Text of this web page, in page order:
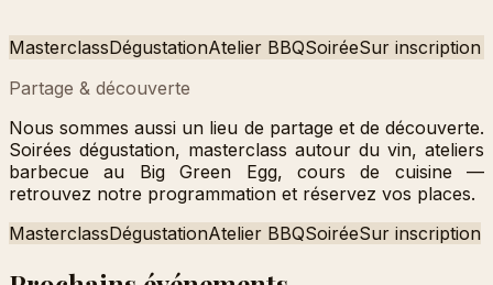
MasterclassDégustationAtelier BBQSoiréeSur inscription
Partage & découverte
Nous sommes aussi un lieu de partage et de découverte.
Soirées dégustation, masterclass autour du vin, ateliers
barbecue au Big Green Egg, cours de cuisine —
retrouvez notre programmation et réservez vos places.
MasterclassDégustationAtelier BBQSoiréeSur inscription